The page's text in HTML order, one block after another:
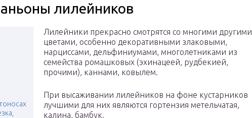
лилейников
Лилейники прекрасно смотрятся со многими другими
цветами, особенно декоративными злаковыми,
нарциссами, дельфиниумами, многолетниками из
семейства ромашковых (эхинацеей, рудбекией,
прочими), каннами, ковылем.
При высаживании лилейников на фоне кустарников
лучшими для них являются гортензия метельчатая,
калина, бамбук.